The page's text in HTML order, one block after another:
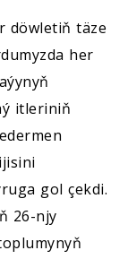
döwletiň täze
her
itleriniň
gol çekdi.
26-njy